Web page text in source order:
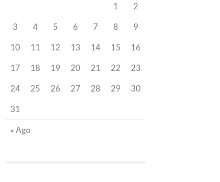
1
2
3
4 5 6 7 8
9
10
11 12 13 14 15
16
17
18 19 20 21 22
23
24
25 26 27 28 29
30
31
« Ago